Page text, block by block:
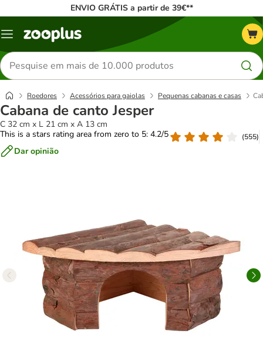
ENVIO GRÁTIS a partir de 39€**
Menu
Pesquisar
produtos
Roedores Acessórios para gaiolas Pequenas cabanas e casas
Cabana de canto Jesper
C 32 cm x L 21 cm x A 13 cm
This is a stars rating area from zero to 5: 4.2/5
(555)
Dar opinião